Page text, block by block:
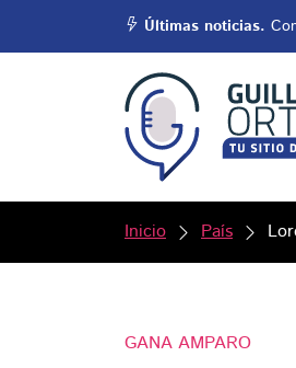
Últimas noticias.
Inicio País
GANA AMPARO